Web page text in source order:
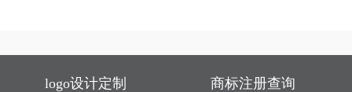
logo设计定制 商标注册查询